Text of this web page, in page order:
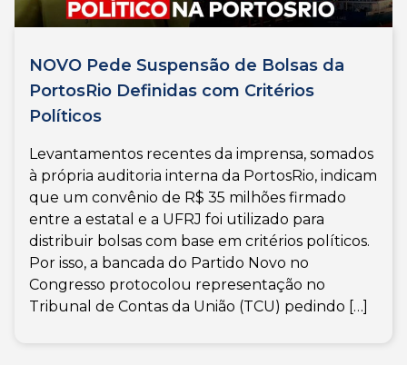
NOVO Pede Suspensão de Bolsas da
PortosRio Definidas com Critérios
Políticos
Levantamentos recentes da imprensa, somados
à própria auditoria interna da PortosRio, indicam
que um convênio de R$ 35 milhões firmado
entre a estatal e a UFRJ foi utilizado para
distribuir bolsas com base em critérios políticos.
Por isso, a bancada do Partido Novo no
Congresso protocolou representação no
Tribunal de Contas da União (TCU) pedindo […]